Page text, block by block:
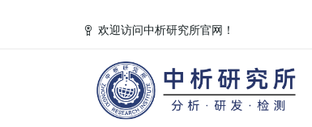
欢迎访问中析研究所官网！